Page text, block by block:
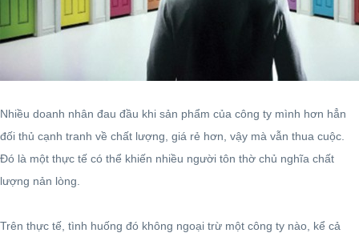
Nhiều doanh nhân đau đầu khi sản phẩm của công ty mình hơn hẳn
đối thủ cạnh tranh về chất lượng, giá rẻ hơn, vậy mà vẫn thua cuộc.
Đó là một thực tế có thể khiến nhiều người tôn thờ chủ nghĩa chất
lượng nản lòng.
Trên thực tế, tình huống đó không ngoại trừ một công ty nào, kể cả